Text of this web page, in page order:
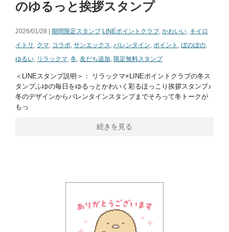
のゆるっと挨拶スタンプ
2026/01/28 | 期間限定スタンプ LINEポイントクラブ, かわいい, キイロ
イトリ , クマ, コラボ, サンエックス, バレンタイン, ポイント , ぼのぼの,
ゆるい, リラックマ, 冬, 友だち追加, 限定無料スタンプ
＜LINEスタンプ説明＞： リラックマ×LINEポイントクラブの冬ス
タンプふゆの毎日をゆるっとかわいく彩るほっこり挨拶スタンプ♪
冬のデザインからバレンタインスタンプまでそろって冬トークが
もっ
続きを見る